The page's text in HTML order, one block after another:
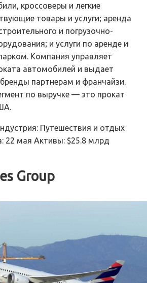
кроссоверы и легкие
товары и услуги; аренда
и погрузочно-
и услуги по аренде и
Компания управляет
автомобилей и выдает
партнерам и франчайзи.
по выручке — это прокат
Путешествия и отдых
22 мая Активы: $25.8 млрд
Group